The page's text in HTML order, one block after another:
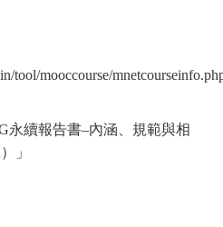
tool/mooccourse/
永續報告書–內涵、規範與相
」